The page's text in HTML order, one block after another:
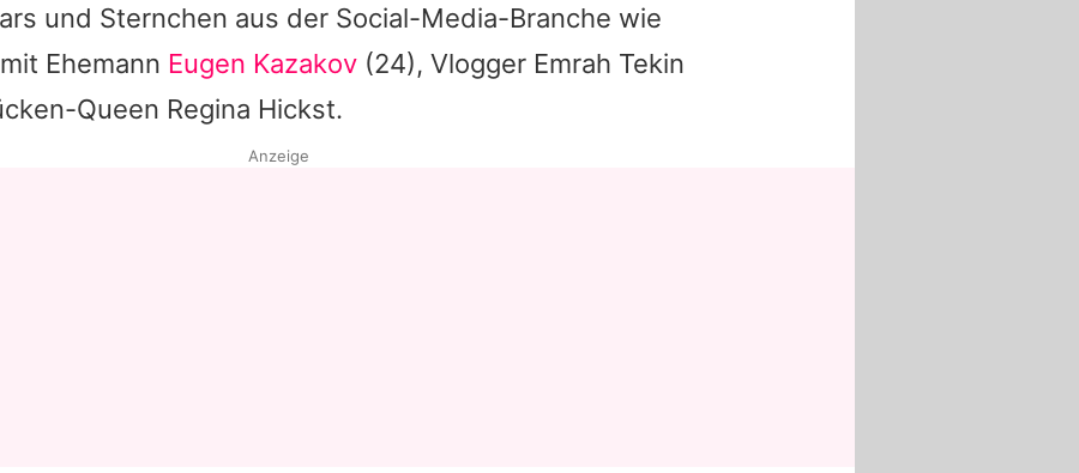
und Sternchen aus der Social-Media-Branche wie
Ehemann Eugen Kazakov (24), Vlogger Emrah Tekin
Queen Regina Hickst.
Anzeige